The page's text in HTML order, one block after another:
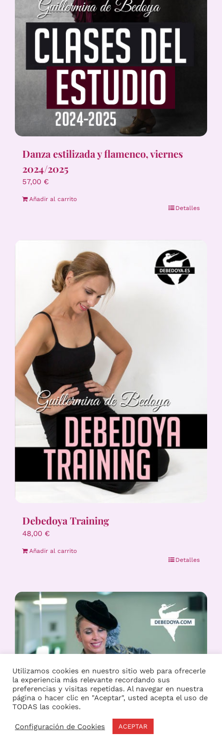
Danza estilizada y flamenco, viernes
2024/2025
57,00 €
Añadir al carrito
Detalles
Debedoya Training
48,00 €
Añadir al carrito
Detalles
Utilizamos cookies en nuestro sitio web para ofrecerle
la experiencia más relevante recordando sus
preferencias y visitas repetidas. Al navegar en nuestra
página o hacer clic en "Aceptar", usted acepta el uso de
TODAS las cookies.
Configuración de Cookies ACEPTAR